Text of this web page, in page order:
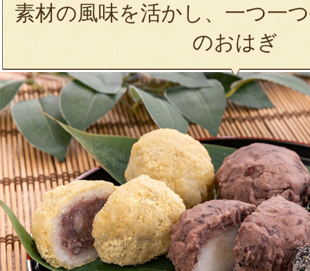
素材の風味を活かし、一つ一
のおはぎ